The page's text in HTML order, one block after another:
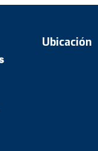
Ubicación